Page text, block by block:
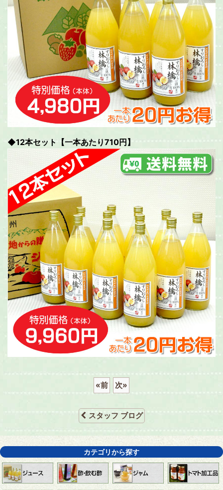
◆12本セット【一本あたり710円】
«前 次»
スタッフ ブログ
カテゴリから探す